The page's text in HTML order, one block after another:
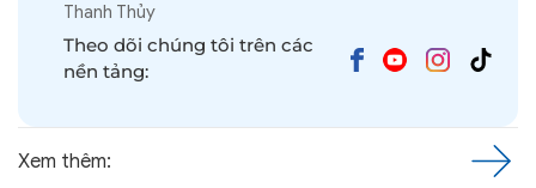
Thanh Thủy
Theo dõi chúng tôi trên các
nền tảng:
Xem thêm: